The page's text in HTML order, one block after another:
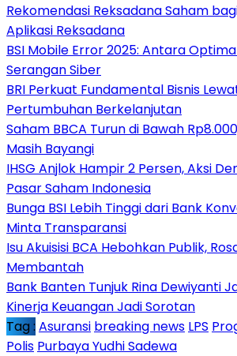
Rekomendasi Reksadana Saham
Aplikasi Reksadana
BSI Mobile Error 2025: Antara
Serangan Siber
BRI Perkuat Fundamental Bisnis
Pertumbuhan Berkelanjutan
Saham BBCA Turun di Bawah
Masih Bayangi
IHSG Anjlok Hampir 2 Persen, Aksi
Pasar Saham Indonesia
Bunga BSI Lebih Tinggi dari Bank
Minta Transparansi
Isu Akuisisi BCA Hebohkan Publik,
Membantah
Bank Banten Tunjuk Rina Dewiyanti
Kinerja Keuangan Jadi Sorotan
Tag : Asuransi breaking news LPS
Polis Purbaya Yudhi Sadewa